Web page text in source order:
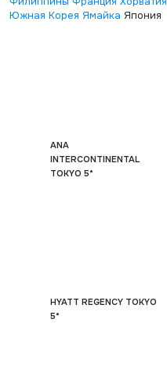
Южная Корея Ямайка Япония
ANA
INTERCONTINENTAL
TOKYO 5*
HYATT REGENCY TOKYO
5*